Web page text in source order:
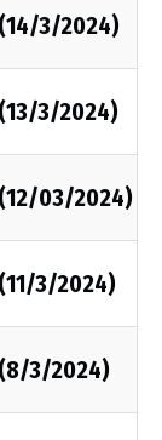
3/2024)
3/2024)
03/2024)
3/2024)
3/2024)